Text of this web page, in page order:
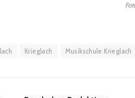
Krieglach Musikschule Krieglach